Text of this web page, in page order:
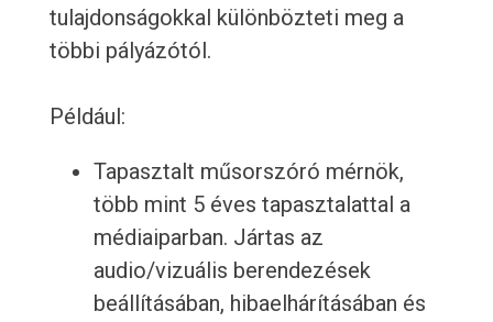
tulajdonságokkal különbözteti meg a
többi pályázótól.
Például:
Tapasztalt műsorszóró mérnök,
több mint 5 éves tapasztalattal a
médiaiparban. Jártas az
audio/vizuális berendezések
beállításában, hibaelhárításában és